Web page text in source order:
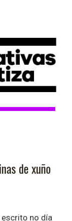
de xuño
no día